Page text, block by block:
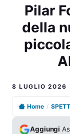
Pilar
della
8 LUGLIO 2026
Home /
Aggiungi